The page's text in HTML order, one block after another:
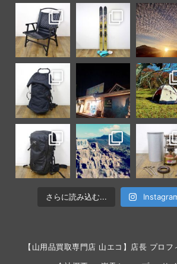
さらに読み込む...
【山用品買取専門店 山エコ】店長 プロフ